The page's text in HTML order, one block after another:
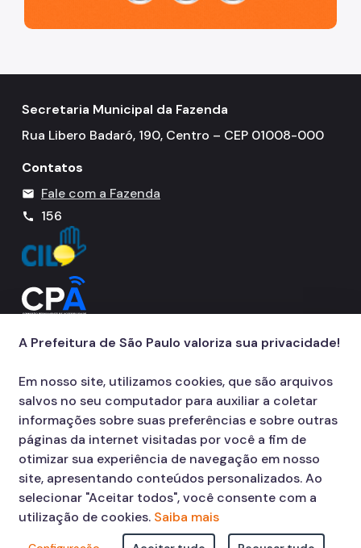
Secretaria Municipal da Fazenda
Rua Libero Badaró, 190, Centro – CEP 01008-000
Contatos
mail Fale com a Fazenda
call 156
A Prefeitura de São Paulo valoriza sua privacidade!
Em nosso site, utilizamos cookies, que são arquivos
salvos no seu computador para auxiliar a coletar
informações sobre suas preferências e sobre outras
páginas da internet visitadas por você a fim de
otimizar sua experiência de navegação em nosso
site, apresentando conteúdos personalizados. Ao
selecionar "Aceitar todos", você consente com a
utilização de cookies. Saiba mais